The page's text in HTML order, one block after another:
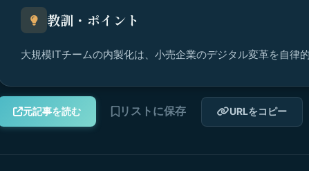
教訓・ポイント
大規模ITチームの内製化は、小売企業のデジタル変革を自律
元記事を読む リストに保存 URLをコピー